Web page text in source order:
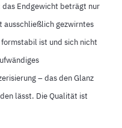
das Endgewicht beträgt nur
ausschließlich gezwirntes
ist und sich nicht
– das den Glanz
lässt. Die Qualität ist